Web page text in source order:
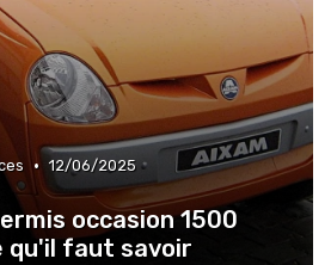
• 12/06/2025
occasion 1500
qu'il faut savoir